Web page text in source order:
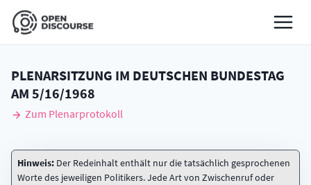
PLENARSITZUNG IM DEUTSCHEN BUNDESTAG
AM 5/16/1968
Zum Plenarprotokoll
Hinweis: Der Redeinhalt enthält nur die tatsächlich gesprochenen
Worte des jeweiligen Politikers. Jede Art von Zwischenruf oder